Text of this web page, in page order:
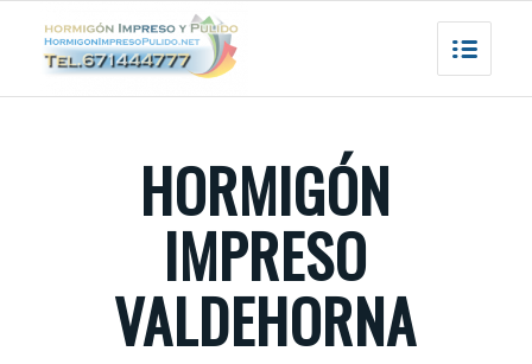
HORMIGÓN
IMPRESO
VALDEHORNA